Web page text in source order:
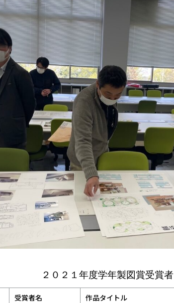
２０２１年度学年製図賞受賞者
受賞者名
作品タイトル